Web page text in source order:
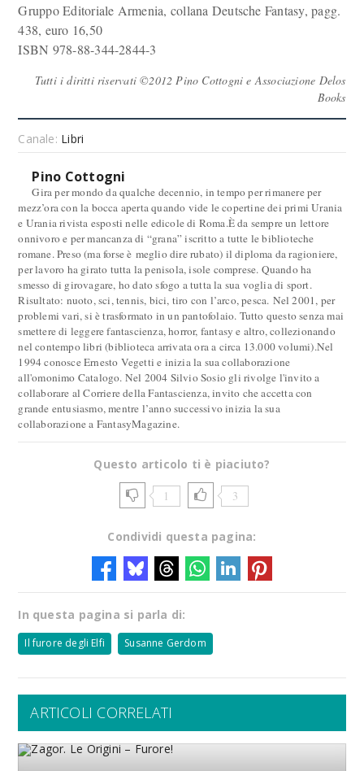
Gruppo Editoriale Armenia, collana Deutsche Fantasy, pagg.
438, euro 16,50
ISBN 978-88-344-2844-3
Tutti i diritti riservati ©2012 Pino Cottogni e Associazione Delos
Books
Canale: Libri
Pino Cottogni
Gira per mondo da qualche decennio, in tempo per rimanere per
mezz’ora con la bocca aperta quando vide le copertine dei primi Urania
e Urania rivista esposti nelle edicole di Roma.È da sempre un lettore
onnivoro e per mancanza di “grana” iscritto a tutte le biblioteche
romane. Preso (ma forse è meglio dire rubato) il diploma da ragioniere,
per lavoro ha girato tutta la penisola, isole comprese. Quando ha
smesso di girovagare, ho dato sfogo a tutta la sua voglia di sport.
Risultato: nuoto, sci, tennis, bici, tiro con l’arco, pesca. Nel 2001, per
problemi vari, si è trasformato in un pantofolaio. Tutto questo senza mai
smettere di leggere fantascienza, horror, fantasy e altro, collezionando
nel contempo libri (biblioteca arrivata ora a circa 13.000 volumi).Nel
1994 conosce Ernesto Vegetti e inizia la sua collaborazione
all'omonimo Catalogo. Nel 2004 Silvio Sosio gli rivolge l'invito a
collaborare al Corriere della Fantascienza, invito che accetta con
grande entusiasmo, mentre l’anno successivo inizia la sua
collaborazione a FantasyMagazine.
Questo articolo ti è piaciuto?
1 3
Condividi questa pagina:
In questa pagina si parla di:
Il furore degli Elfi Susanne Gerdom
ARTICOLI CORRELATI